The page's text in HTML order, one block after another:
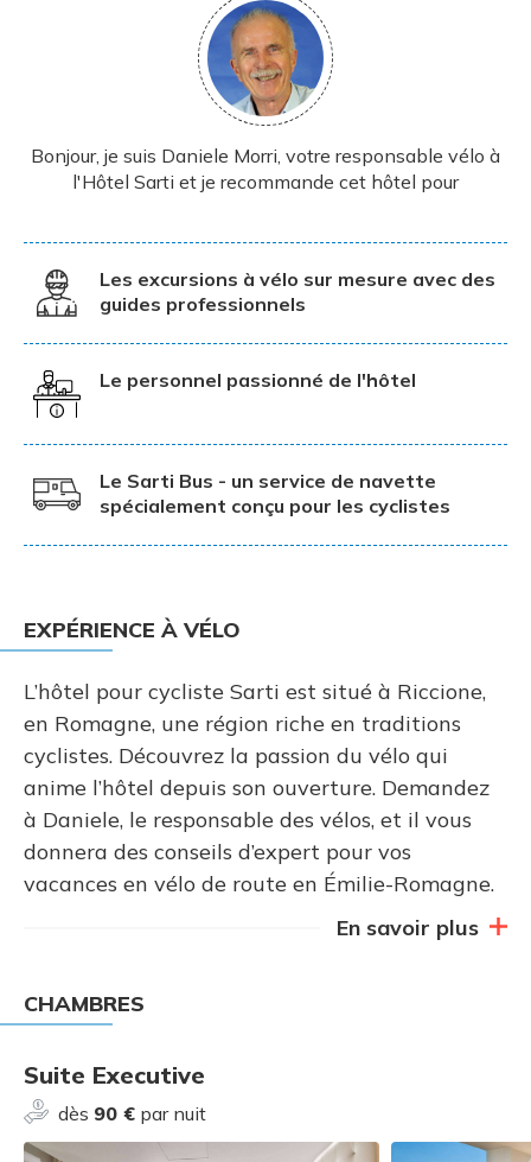
Bonjour, je suis Daniele Morri, votre responsable vélo à
l'Hôtel Sarti et je recommande cet hôtel pour
Les excursions à vélo sur mesure avec des
guides professionnels
Le personnel passionné de l'hôtel
Le Sarti Bus - un service de navette
spécialement conçu pour les cyclistes
EXPÉRIENCE À VÉLO
L’hôtel pour cycliste Sarti est situé à Riccione,
en Romagne, une région riche en traditions
cyclistes. Découvrez la passion du vélo qui
anime l’hôtel depuis son ouverture. Demandez
à Daniele, le responsable des vélos, et il vous
donnera des conseils d’expert pour vos
vacances en vélo de route en Émilie-Romagne.
En savoir plus
CHAMBRES
Suite Executive
dès 90 € par nuit